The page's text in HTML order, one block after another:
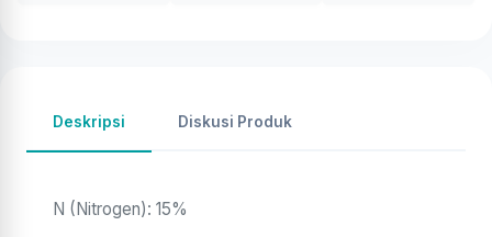
Deskripsi Diskusi Produk
N (Nitrogen): 15%